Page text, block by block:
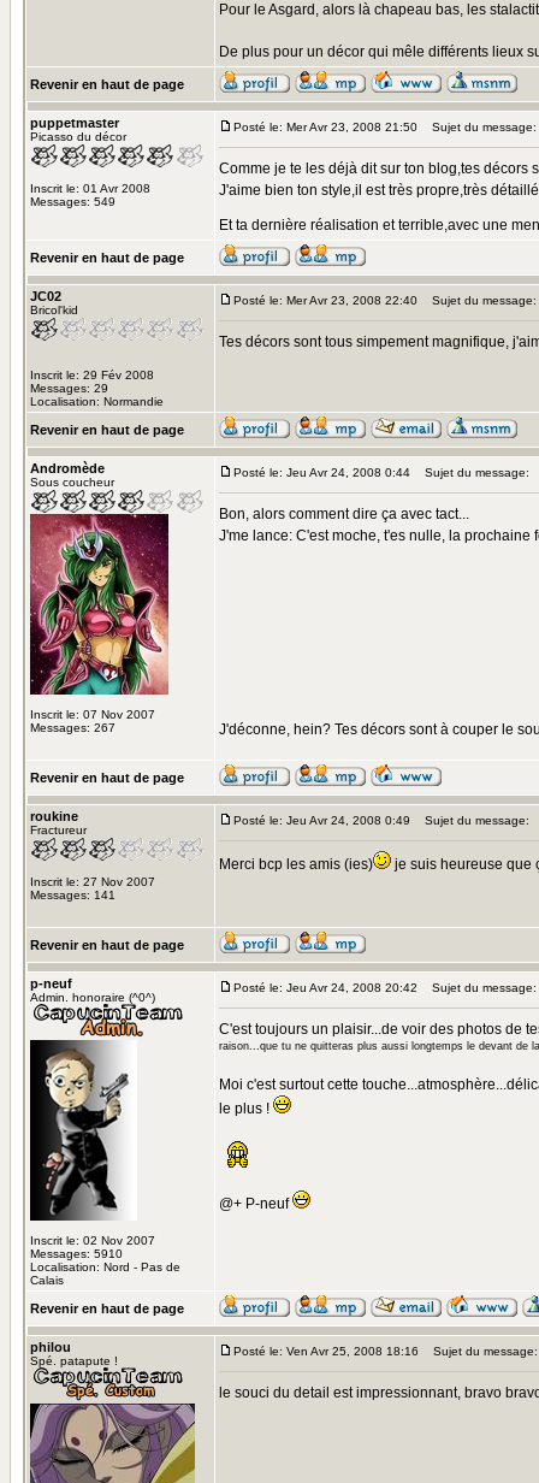
Pour le Asgard, alors là chapeau bas, les
De plus pour un décor qui mêle différents lieux
Revenir en haut de page
puppetmaster
Picasso du décor
Inscrit le: 01 Avr 2008
Messages: 549
Posté le: Mer Avr 23, 2008 21:50 Sujet du message:
Comme je te les déjà dit sur ton blog,tes décors
J'aime bien ton style,il est très propre,très
Et ta dernière réalisation et terrible,avec une
Revenir en haut de page
JC02
Bricol'kid
Inscrit le: 29 Fév 2008
Messages: 29
Localisation: Normandie
Posté le: Mer Avr 23, 2008 22:40 Sujet du message:
Tes décors sont tous simpement magnifique,
Revenir en haut de page
Andromède
Sous coucheur
Inscrit le: 07 Nov 2007
Messages: 267
Posté le: Jeu Avr 24, 2008 0:44 Sujet du message:
Bon, alors comment dire ça avec tact...
J'me lance: C'est moche, t'es nulle, la
J'déconne, hein? Tes décors sont à couper le
Revenir en haut de page
roukine
Fractureur
Inscrit le: 27 Nov 2007
Messages: 141
Posté le: Jeu Avr 24, 2008 0:49 Sujet du message:
Merci bcp les amis (ies) je suis heureuse que
Revenir en haut de page
p-neuf
Admin. honoraire (^0^)
Inscrit le: 02 Nov 2007
Messages: 5910
Localisation: Nord - Pas de
Calais
Posté le: Jeu Avr 24, 2008 20:42 Sujet du message:
C'est toujours un plaisir...de voir des photos de
raison...que tu ne quitteras plus aussi longtemps le devant de
Moi c'est surtout cette
le plus !
@+ P-neuf
Revenir en haut de page
philou
Spé. patapute !
Posté le: Ven Avr 25, 2008 18:16 Sujet du message:
le souci du detail est impressionnant, bravo